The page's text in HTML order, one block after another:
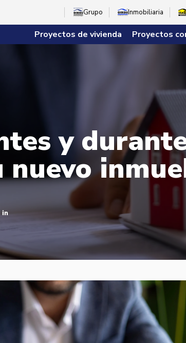
Grupo Inmobiliaria
Proyectos de vivienda Proyectos
y